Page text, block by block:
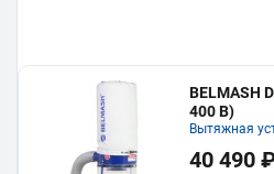
BELMASH
400 В)
Вытяжная
40 490